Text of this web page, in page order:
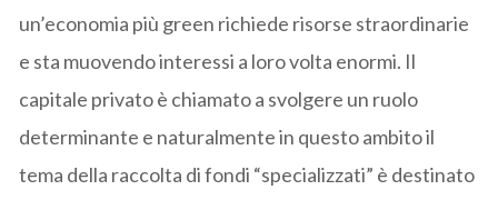
un’economia più green richiede risorse straordinarie
e sta muovendo interessi a loro volta enormi. Il
capitale privato è chiamato a svolgere un ruolo
determinante e naturalmente in questo ambito il
tema della raccolta di fondi “specializzati” è destinato